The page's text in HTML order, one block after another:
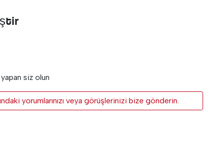
siz olun
yorumlarınızı veya görüşlerinizi bize gönderin.